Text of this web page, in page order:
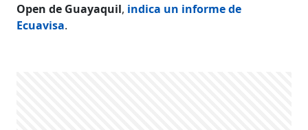
Open de Guayaquil, indica un informe de
Ecuavisa.